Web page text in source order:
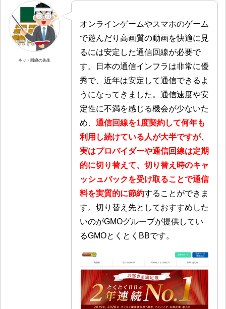
ネット回線の先生
オンラインゲームやスマホのゲーム
で遊んだり高画質の動画を快適に見
るには安定した通信回線が必要で
す。日本の通信インフラは非常に優
秀で、近年は安定して通信できるよ
うになってきました。通信速度や安
定性に不満を感じる機会が少ないた
め、 通信回線を1度契約して何年も
利用し続けている人が大半ですが、
実はプロバイダーや通信回線は定期
的に切り替えて、切り替え時のキャ
ッシュバックを受け取ることで通信
料を実質的に節約することができま
す。切り替え先としておすすめした
いのがGMOグループが提供してい
るGMOとくとくBBです。